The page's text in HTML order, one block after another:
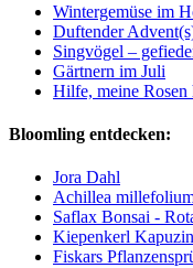
Wintergemüse im
Duftender
Singvögel –
Gärtnern im Juli
Hilfe, meine Rosen
Bloomling entdecken:
Jora Dahl
Achillea
Saflax Bonsai -
Kiepenkerl
Fiskars